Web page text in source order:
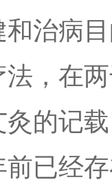
治病
，在
的记
已经